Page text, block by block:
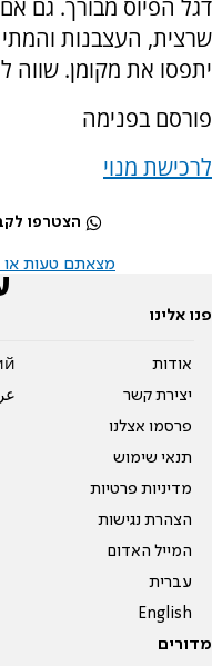
דגל הפיוס מבורך. גם
שרצית, העצבנות
יתפסו את מקומן. שווה
פורסם בפנימה
לרכישת מנוי
הצטרפו
מצאתם טעות או
פנו אלינו
אודות
יצירת קשר
פרסמו אצלנו
תנאי שימוש
מדיניות פרטיות
הצהרת נגישות
המייל האדום
עברית
English
מדורים